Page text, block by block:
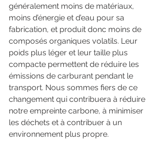
généralement moins de matériaux,
moins d’énergie et d’eau pour sa
fabrication, et produit donc moins de
composés organiques volatils. Leur
poids plus léger et leur taille plus
compacte permettent de réduire les
émissions de carburant pendant le
transport. Nous sommes fiers de ce
changement qui contribuera à réduire
notre empreinte carbone, à minimiser
les déchets et à contribuer à un
environnement plus propre.